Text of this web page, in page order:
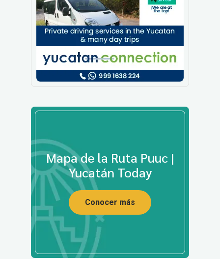
Mapa de la Ruta Puuc |
Yucatán Today
Conocer más